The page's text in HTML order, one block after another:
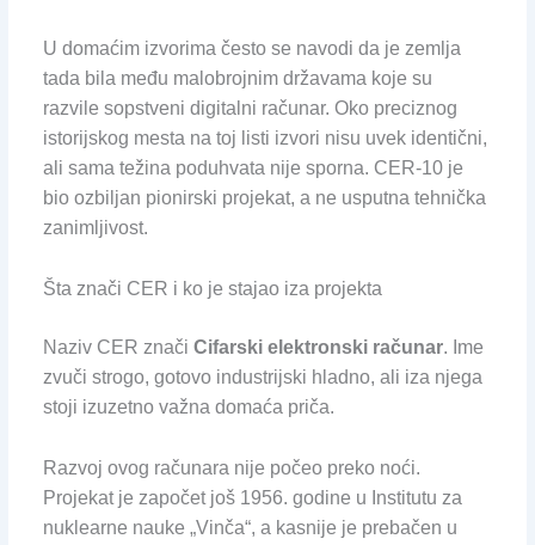
U domaćim izvorima često se navodi da je zemlja
tada bila među malobrojnim državama koje su
razvile sopstveni digitalni računar. Oko preciznog
istorijskog mesta na toj listi izvori nisu uvek identični,
ali sama težina poduhvata nije sporna. CER-10 je
bio ozbiljan pionirski projekat, a ne usputna tehnička
zanimljivost.
Šta znači CER i ko je stajao iza projekta
Naziv CER znači Cifarski elektronski računar. Ime
zvuči strogo, gotovo industrijski hladno, ali iza njega
stoji izuzetno važna domaća priča.
Razvoj ovog računara nije počeo preko noći.
Projekat je započet još 1956. godine u Institutu za
nuklearne nauke „Vinča“, a kasnije je prebačen u